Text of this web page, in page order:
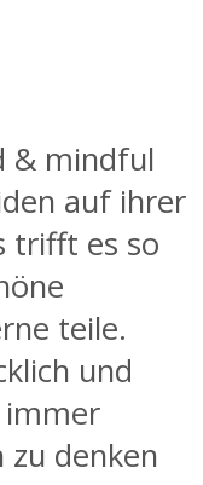
& mindful
auf ihrer
trifft es so
teile.
und
denken